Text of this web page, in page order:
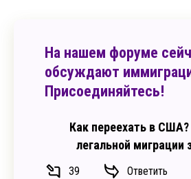
На нашем форуме
обсуждают
Присоединяйтесь!
Как переехать в
легальной миграции
39 Ответить